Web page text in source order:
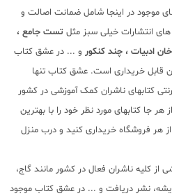
موجود در اینجا شامل ضمانت اصالت و
انتشارات خیلی سبز مثل تست جامع ،
ادبیات ، چند کنکور و ... در عشق کتاب
قابل خریداری است. عشق کتاب تنها
کتابهای ناشران کمک آموزشی در کشور
جا کتابهای مورد نظر خود را با بهترین
هر فروشگاه خریداری کنید و درب منزل
از کلیه ناشران فعال در کشور مانند گاج،
نشر دریافت و ... در عشق کتاب موجود